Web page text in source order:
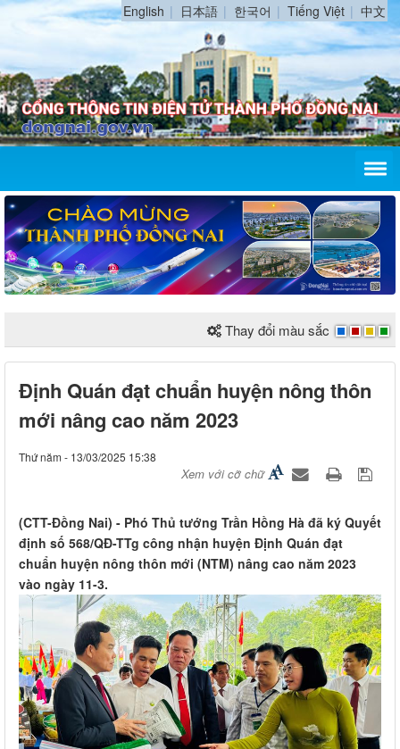
English 日本語 한국어 Tiếng Việt 中文
Thay đổi màu sắc
Định Quán đạt chuẩn huyện nông thôn
mới nâng cao năm 2023
Thứ năm - 13/03/2025 15:38
Xem với cỡ chữ
(CTT-Đồng Nai) - Phó Thủ tướng Trần Hồng Hà đã ký Quyết
định số 568/QĐ-TTg công nhận huyện Định Quán đạt
chuẩn huyện nông thôn mới (NTM) nâng cao năm 2023
vào ngày 11-3.